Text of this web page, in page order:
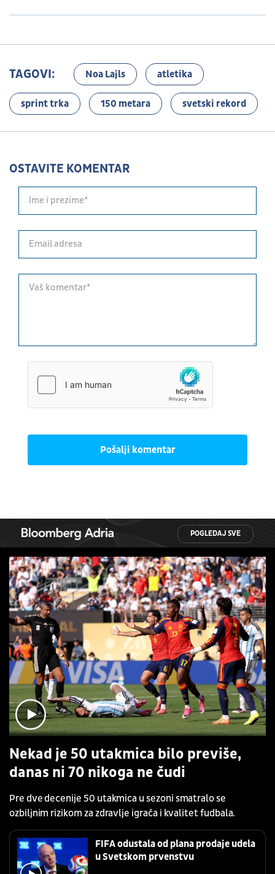
TAGOVI: Noa Lajls atletika
sprint trka 150 metara svetski rekord
OSTAVITE KOMENTAR
Pošalji komentar
POGLEDAJ SVE
Nekad je 50 utakmica bilo previše,
danas ni 70 nikoga ne čudi
Pre dve decenije 50 utakmica u sezoni smatralo se
ozbiljnim rizikom za zdravlje igrača i kvalitet fudbala.
FIFA odustala od plana prodaje udela
u Svetskom prvenstvu